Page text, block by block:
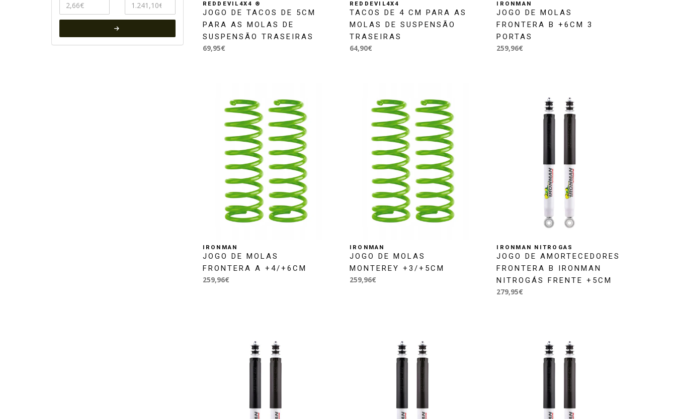
REDDEVIL4X4 ®
JOGO DE TACOS DE 5CM
PARA AS MOLAS DE
SUSPENSÃO TRASEIRAS
69,95€
REDDEVIL4X4
TACOS DE 4 CM PARA AS
MOLAS DE SUSPENSÃO
TRASEIRAS
64,90€
IRONMAN
JOGO DE MOLAS
FRONTERA B +6CM 3
PORTAS
259,96€
IRONMAN
JOGO DE MOLAS
FRONTERA A +4/+6CM
259,96€
IRONMAN
JOGO DE MOLAS
MONTEREY +3/+5CM
259,96€
IRONMAN NITROGAS
JOGO DE AMORTECEDORES
FRONTERA B IRONMAN
NITROGÁS FRENTE +5CM
279,95€